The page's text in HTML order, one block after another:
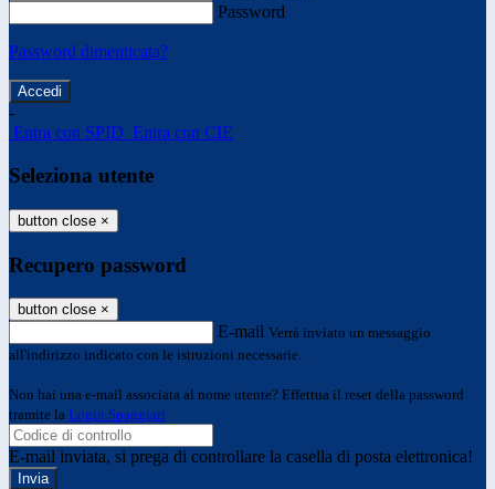
Password
Password dimenticata?
-
Entra con SPID Entra con CIE
Seleziona utente
button close ×
Recupero password
button close ×
E-mail Verrà inviato un messaggio
all'indirizzo indicato con le istruzioni necessarie.
Non hai una e-mail associata al nome utente? Effettua il reset della password
tramite la Login Spaggiari
E-mail inviata, si prega di controllare la casella di posta elettronica!